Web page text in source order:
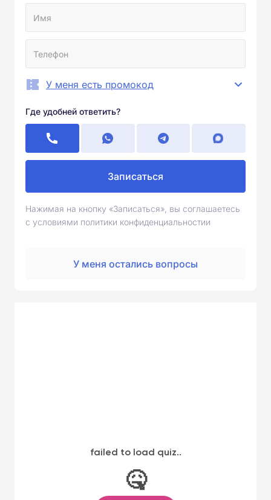
У меня есть промокод
Где удобней ответить?
Записаться
Нажимая на кнопку «Записаться», вы соглашаетесь
с условиями политики конфиденциальностии
У меня остались вопросы